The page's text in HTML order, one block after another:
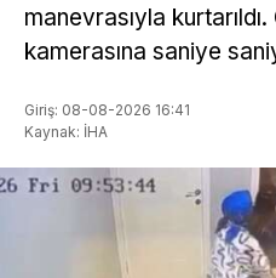
manevrasıyla
kamerasına saniye
Giriş: 08-08-2026 16:41
Kaynak: İHA